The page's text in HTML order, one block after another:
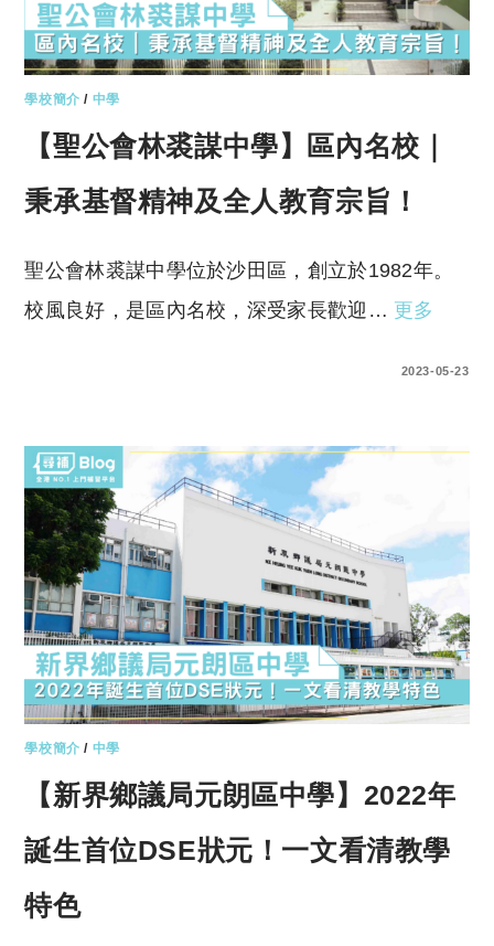
學校簡介 / 中學
【聖公會林裘謀中學】區內名校｜
秉承基督精神及全人教育宗旨！
聖公會林裘謀中學位於沙田區，創立於1982年。
校風良好，是區內名校，深受家長歡迎… 更多
2023-05-23
學校簡介 / 中學
【新界鄉議局元朗區中學】2022年
誕生首位DSE狀元！一文看清教學
特色